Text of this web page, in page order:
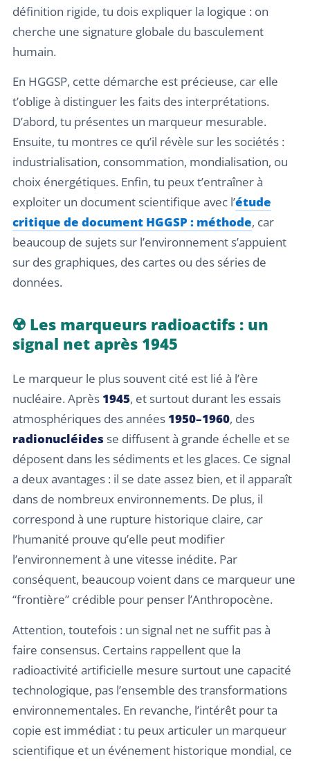
définition rigide, tu dois expliquer la logique : on
cherche une signature globale du basculement
humain.
En HGGSP, cette démarche est précieuse, car elle
t’oblige à distinguer les faits des interprétations.
D’abord, tu présentes un marqueur mesurable.
Ensuite, tu montres ce qu’il révèle sur les sociétés :
industrialisation, consommation, mondialisation, ou
choix énergétiques. Enfin, tu peux t’entraîner à
exploiter un document scientifique avec l’étude
critique de document HGGSP : méthode, car
beaucoup de sujets sur l’environnement s’appuient
sur des graphiques, des cartes ou des séries de
données.
☢️ Les marqueurs radioactifs : un
signal net après 1945
Le marqueur le plus souvent cité est lié à l’ère
nucléaire. Après 1945, et surtout durant les essais
atmosphériques des années 1950–1960, des
radionucléides se diffusent à grande échelle et se
déposent dans les sédiments et les glaces. Ce signal
a deux avantages : il se date assez bien, et il apparaît
dans de nombreux environnements. De plus, il
correspond à une rupture historique claire, car
l’humanité prouve qu’elle peut modifier
l’environnement à une vitesse inédite. Par
conséquent, beaucoup voient dans ce marqueur une
“frontière” crédible pour penser l’Anthropocène.
Attention, toutefois : un signal net ne suffit pas à
faire consensus. Certains rappellent que la
radioactivité artificielle mesure surtout une capacité
technologique, pas l’ensemble des transformations
environnementales. En revanche, l’intérêt pour ta
copie est immédiat : tu peux articuler un marqueur
scientifique et un événement historique mondial, ce